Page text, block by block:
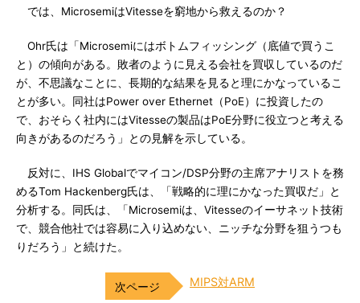
では、MicrosemiはVitesseを窮地から救えるのか？
Ohr氏は「Microsemiにはボトムフィッシング（底値で買うこ
と）の傾向がある。敗者のように見える会社を買収しているのだ
が、不思議なことに、長期的な結果を見ると理にかなっているこ
とが多い。同社はPower over Ethernet（PoE）に投資したの
で、おそらく社内にはVitesseの製品はPoE分野に役立つと考える
向きがあるのだろう」との見解を示している。
反対に、IHS Globalでマイコン/DSP分野の主席アナリストを務
めるTom Hackenberg氏は、「戦略的に理にかなった買収だ」と
分析する。同氏は、「Microsemiは、Vitesseのイーサネット技術
で、競合他社では容易に入り込めない、ニッチな分野を狙うつも
りだろう」と続けた。
MIPS対ARM